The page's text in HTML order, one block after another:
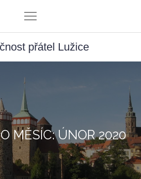
přátel Lužice
MĚSÍC: ÚNOR 2020